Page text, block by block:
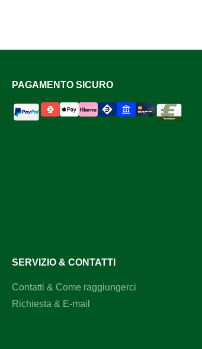
PAGAMENTO SICURO
SERVIZIO & CONTATTI
Contatti & Come raggiungerci
Richiesta & E-mail